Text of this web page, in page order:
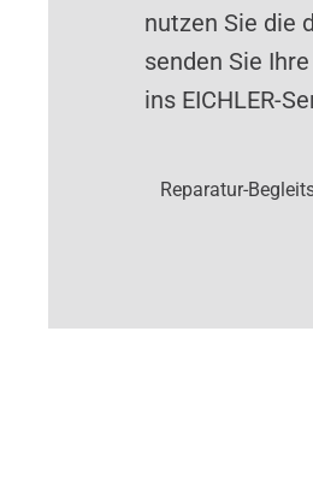
nutzen Sie die
senden Sie
ins EICHLER-
Reparatur-